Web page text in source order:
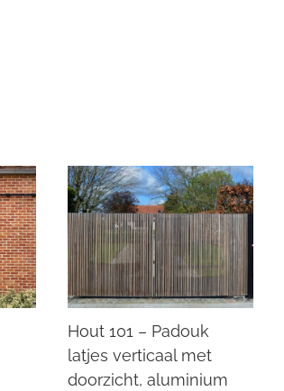
Hout 101 – Padouk
latjes verticaal met
doorzicht, aluminium